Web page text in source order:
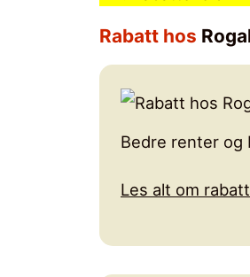
Rabatt hos
Bedre renter og
Les alt om